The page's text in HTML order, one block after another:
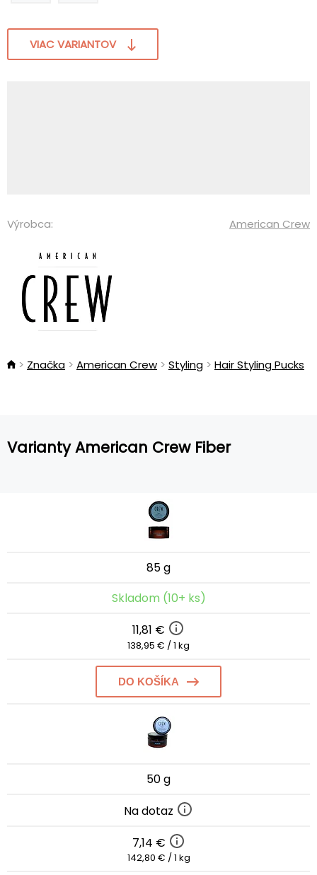
VIAC VARIANTOV
Výrobca: American Crew
Značka American Crew Styling Hair Styling Pucks
Varianty American Crew Fiber
85 g
Skladom (10+ ks)
11,81 €
138,95 € / 1 kg
DO KOŠÍKA
50 g
Na dotaz
7,14 €
142,80 € / 1 kg